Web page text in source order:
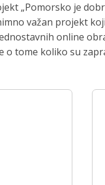
„Pomorsko je
važan projekt
online
tome koliko su